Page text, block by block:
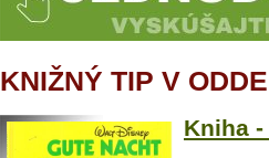
KNIŽNÝ TIP V
Kniha